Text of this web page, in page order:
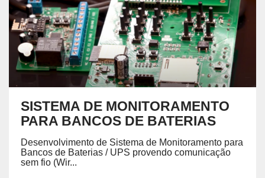
SISTEMA DE MONITORAMENTO
PARA BANCOS DE BATERIAS
Desenvolvimento de Sistema de Monitoramento para
Bancos de Baterias / UPS provendo comunicação
sem fio (Wir...